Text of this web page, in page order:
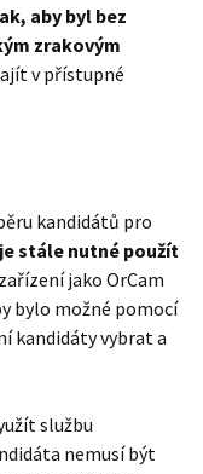
aby byl bez
zrakovým
v přístupné
kandidátů pro
stále nutné použít
jako OrCam
bylo možné pomocí
kandidáty vybrat a
službu
nemusí být